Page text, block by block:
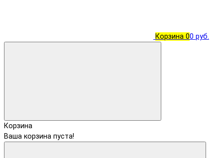
Корзина 00 руб.
Корзина
Ваша корзина пуста!